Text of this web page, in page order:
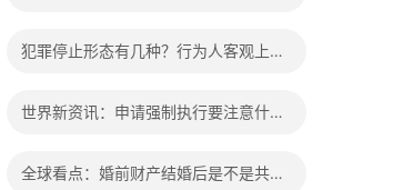
犯罪停止形态有几种？行为人客观上实
世界新资讯：申请强制执行要注意什么
全球看点：婚前财产结婚后是不是共同